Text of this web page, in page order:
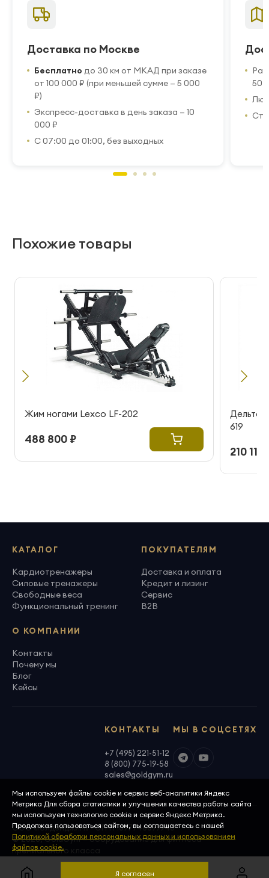
Доставка по Москве
Бесплатно до 30 км от МКАД при заказе
от 100 000 ₽ (при меньшей сумме — 5 000
₽)
Экспресс-доставка в день заказа — 10
000 ₽
С 07:00 до 01:00, без выходных
50
Похожие товары
Жим ногами Lexco LF-202
488 800 ₽
619
210 115
КАТАЛОГ
Кардиотренажеры
Силовые тренажеры
Свободные веса
Функциональный тренинг
ПОКУПАТЕЛЯМ
Доставка и оплата
Кредит и лизинг
Сервис
B2B
О КОМПАНИИ
Контакты
Почему мы
Блог
Кейсы
МЫ В СОЦСЕТЯХ
КОНТАКТЫ
+7 (495) 221-51-12
8 (800) 775-19-58
sales@goldgym.ru
ООО «Голденджим» · ОГРН 1097746699940
© 2026, GoldGym — оборудование для фитнеса
премиального класса
Политика конфиденциальности
Скачать реквизиты
Мы используем файлы cookie и сервис веб-аналитики Яндекс
Метрика Для сбора статистики и улучшения качества работы сайта
мы используем технологию cookie и сервис Яндекс Метрика.
Продолжая пользоваться сайтом, вы соглашаетесь с нашей
Политикой обработки персональных данных и использованием
файлов cookie.
Я согласен